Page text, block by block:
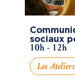
sociaux
10h - 12h
Les